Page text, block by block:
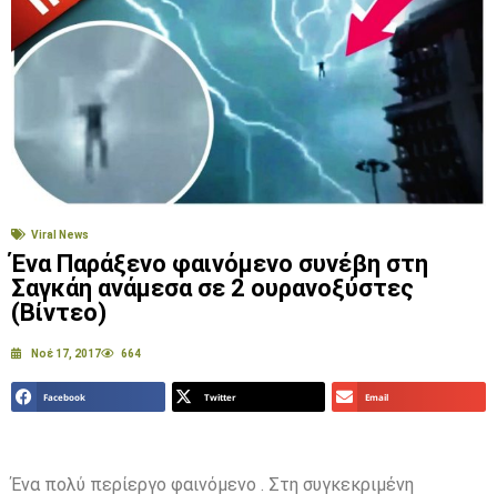
Viral News
Ένα Παράξενο φαινόμενο συνέβη στη
Σαγκάη ανάμεσα σε 2 ουρανοξύστες
(Βίντεο)
Νοέ 17, 2017 664
Facebook Twitter Email
Ένα πολύ περίεργο φαινόμενο . Στη συγκεκριμένη